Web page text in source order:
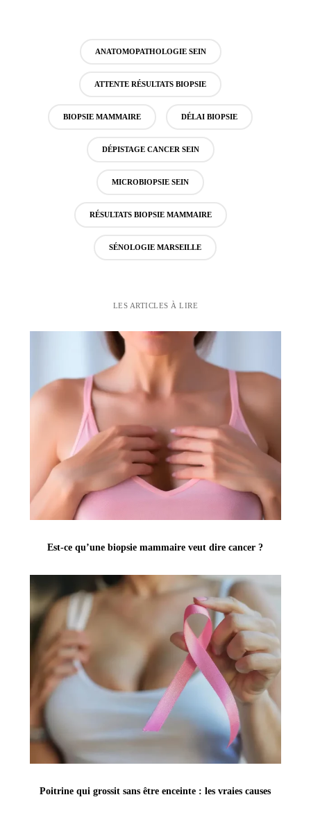
ANATOMOPATHOLOGIE SEIN
ATTENTE RÉSULTATS BIOPSIE
BIOPSIE MAMMAIRE DÉLAI BIOPSIE
DÉPISTAGE CANCER SEIN
MICROBIOPSIE SEIN
RÉSULTATS BIOPSIE MAMMAIRE
SÉNOLOGIE MARSEILLE
LES ARTICLES À LIRE
Est-ce qu’une biopsie mammaire veut dire cancer ?
Poitrine qui grossit sans être enceinte : les vraies causes